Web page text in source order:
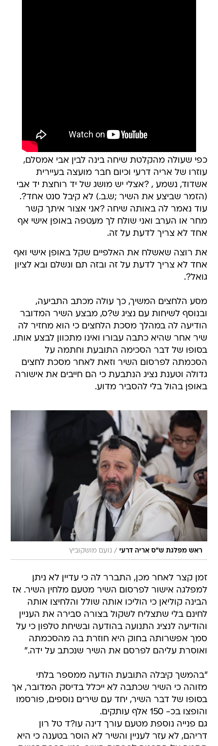
כפי שעולה מהקלטת שיחה בינה לבין אבי אמסלם,
עוזרו של אריה דרעי וכיום חבר מועצה בעיירית
אשדוד, נשמע , ?אצלי יש מושג של יד רוחצת יד אבי
(הזמר שביצע את השיר ;ש.ב.) לא קיבל סנט אחד?.
עוד נאמר לה באותה שיחה ?אני אצור איתך קשר
מחר או הערב ואני שולח לך מעטפה באופן אישי אף
אחד לא צריך לדעת על זה.
את רוצה שאשלח את האלפיים שקל באופן אישי ואף
אחד לא צריך לדעת על זה ובזה תם ונשלם ובא לציון
גואל?.
מסע הלחצים המשיך, כך עולה מכתב התביעה,
ובנוסף לשיחות עם נציג ש?ס, מבצע השיר המדובר
הודיעה לה במהלך מסכת הלחצים כי הוא מחזיר לה
שיר אחר שהיא כתבה עבורו ואינו מתכוון לבצע אותו.
בסופו של דבר הסכימה התובעת וחתמה על
הסכמתה לפרסום השיר וזאת לאחר מסכת לחצים
גדולה וטענת נציג הנתבעת כי הם חייבים את אישורה
באופן בהול בלי להסביר מדוע.
ראש מפלגת ש"ס אריה דרעי / נועם מושקוביץ
זמן קצר לאחר מכן, התברר לה כי עדיין לא ניתן
למפלגה אישור לפרסום השיר מטעם מלחין השיר. אז
הבינה קוליאן כי הוליכו אותה שולל והלחיצו אותה
לחינם בלי שתצליח לשקול בצורה סבירה את העניין
והודיעה לנציג התנועה בהודעה ובשיחת טלפון כי על
סמך אפשרותה בחוק היא חוזרת בה מהסכמתה
ואוסרת עליהם לפרסם את השיר שנכתב על ידה."
"בהמשך קיבלה התובעת הודעה ממספר בלתי
מזוהה כי השיר שכתבה לא ייכלל בדיסק המדובר, אך
בסופו של דבר השיר, יחד עם שירים נוספים, פורסמו
והופצו בכ- 150 אלף עותקים.
גם פנייה נוספת מטעם עורך דינה עו?ד טל רון
דריהם, לא עזר לעניין והשיר לא הוסר בטענה כי היא